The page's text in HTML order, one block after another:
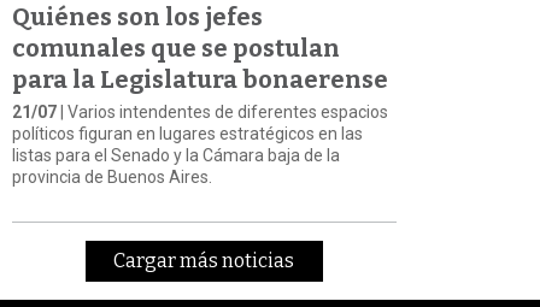
Quiénes son los jefes
comunales que se postulan
para la Legislatura bonaerense
21/07 | Varios intendentes de diferentes espacios
políticos figuran en lugares estratégicos en las
listas para el Senado y la Cámara baja de la
provincia de Buenos Aires.
Cargar más noticias